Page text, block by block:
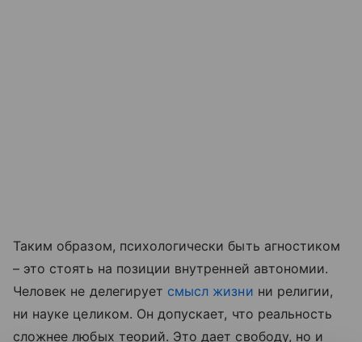
Таким образом, психологически быть агностиком
– это стоять на позиции внутренней автономии.
Человек не делегирует смысл жизни ни религии,
ни науке целиком. Он допускает, что реальность
сложнее любых теорий. Это дает свободу, но и